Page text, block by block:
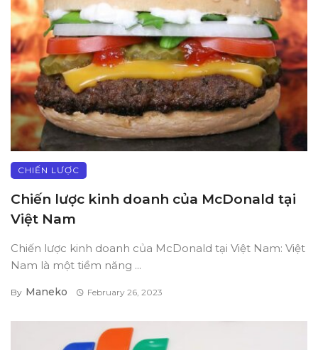
CHIẾN LƯỢC
Chiến lược kinh doanh của McDonald tại
Việt Nam
Chiến lược kinh doanh của McDonald tại Việt Nam: Việt
Nam là một tiềm năng ...
By Maneko February 26, 2023